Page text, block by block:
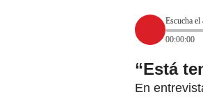
Escucha el
00:00:00
“Está
En